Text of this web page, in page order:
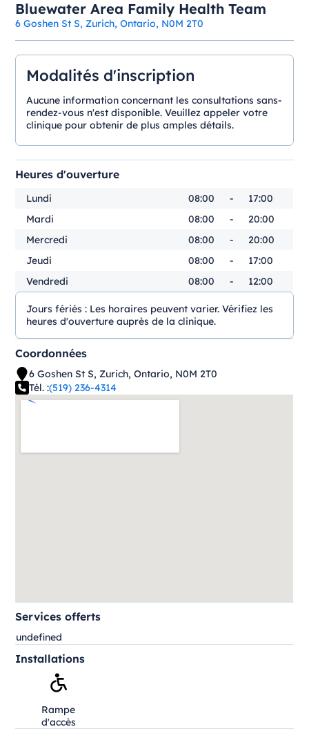
Bluewater Area Family Health Team
6 Goshen St S, Zurich, Ontario, N0M 2T0
Modalités d'inscription
Aucune information concernant les consultations sans-
rendez-vous n'est disponible. Veuillez appeler votre
clinique pour obtenir de plus amples détails.
Heures d'ouverture
Lundi 08:00 -
17:00
Mardi
08:00 -
20:00
Mercredi
08:00 -
20:00
Jeudi
08:00 -
17:00
Vendredi
08:00 - 12:00
Jours fériés : Les horaires peuvent varier. Vérifiez les
heures d'ouverture auprès de la clinique.
Coordonnées
6 Goshen St S, Zurich, Ontario, N0M 2T0
Tél. :(519) 236-4314
Services offerts
undefined
Installations
Rampe
d'accès